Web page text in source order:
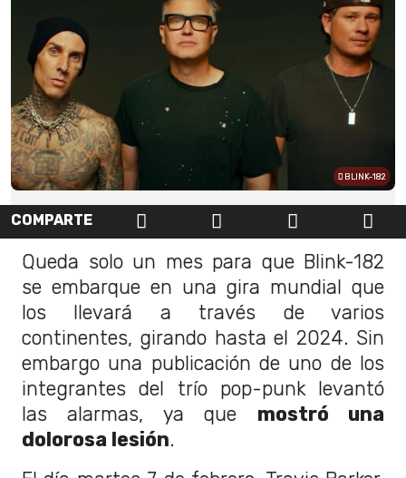
BLINK-182
COMPARTE
Queda solo un mes para que Blink-182
se embarque en una gira mundial que
los llevará a través de varios
continentes, girando hasta el 2024. Sin
embargo una publicación de uno de los
integrantes del trío pop-punk levantó
las alarmas, ya que mostró una
dolorosa lesión.